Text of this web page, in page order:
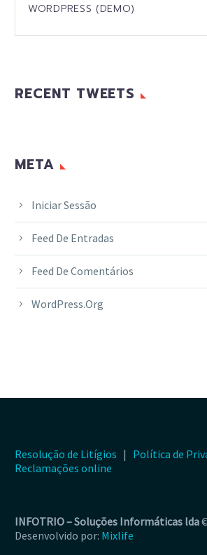
WORDPRESS (DEMO)
RECENT TWEETS
META
Iniciar Sessão
Feed De Entradas
Feed De Comentários
WordPress.org
Resolução de Litígios | Política de
Reclamações online
INFOTRIO –Soluções Informáticas lda
Desenvolvido por: Mixlife